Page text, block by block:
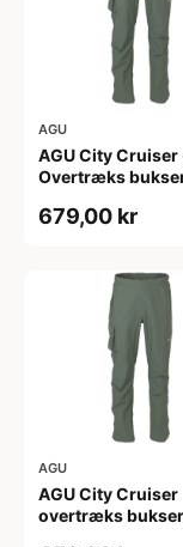
AGU
AGU City Cruiser
Overtræks
679,00 kr
AGU
AGU City Cruiser
overtræks